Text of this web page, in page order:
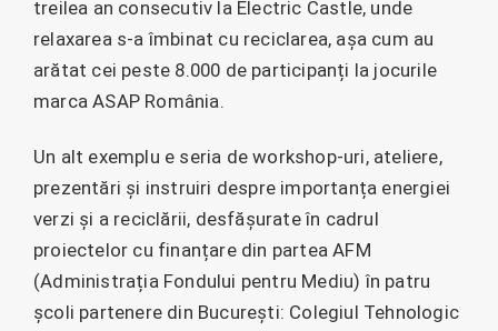
treilea an consecutiv la Electric Castle, unde
relaxarea s-a îmbinat cu reciclarea, așa cum au
arătat cei peste 8.000 de participanți la jocurile
marca ASAP România.
Un alt exemplu e seria de workshop-uri, ateliere,
prezentări și instruiri despre importanța energiei
verzi și a reciclării, desfășurate în cadrul
proiectelor cu finanțare din partea AFM
(Administrația Fondului pentru Mediu) în patru
școli partenere din București: Colegiul Tehnologic